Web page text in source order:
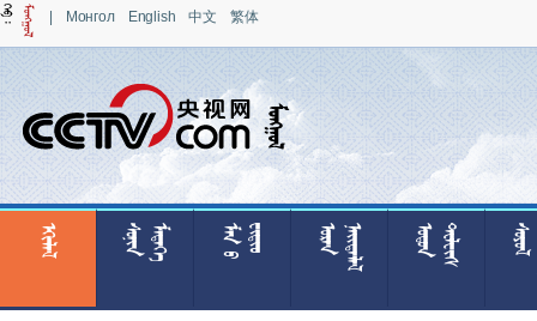
| Монгол English 中文 繁体
 








  







  









  







  











